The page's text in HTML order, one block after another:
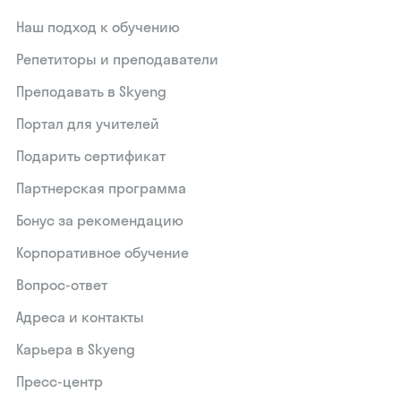
Наш подход к обучению
Репетиторы и преподаватели
Преподавать в Skyeng
Портал для учителей
Подарить сертификат
Партнерская программа
Бонус за рекомендацию
Корпоративное обучение
Вопрос-ответ
Адреса и контакты
Карьера в Skyeng
Пресс-центр